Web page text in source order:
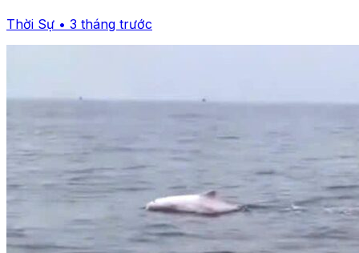
Thời Sự • 3 tháng trước